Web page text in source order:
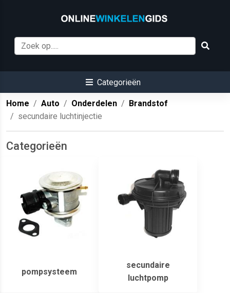
Categorieën
Home Auto Onderdelen
Brandstof
secundaire luchtinjectie
Categorieën
pompsysteem
secundaire
luchtpomp